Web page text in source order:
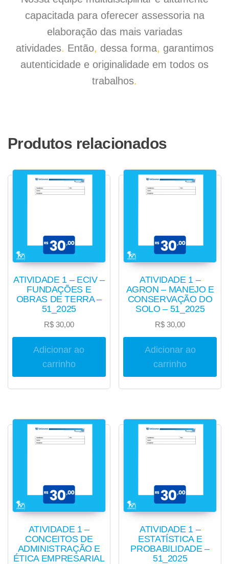
capacitada para oferecer assessoria na
elaboração das mais variadas
atividades. Então, dessa forma, garantimos
autenticidade e originalidade em todos os
trabalhos.
Produtos relacionados
ATIVIDADE 1 – ECIV –
FUNDAÇÕES E
OBRAS DE TERRA –
51_2025
R$30,00
Adicionar ao
carrinho
ATIVIDADE 1 –
AGRON – MANEJO E
CONSERVAÇÃO DO
SOLO – 51_2025
R$ 30,00
Adicionar ao
carrinho
ATIVIDADE 1 –
CONCEITOS DE
ADMINISTRAÇÃO E
ÉTICA EMPRESARIAL
ATIVIDADE 1 –
ESTATÍSTICA E
PROBABILIDADE –
51_2025